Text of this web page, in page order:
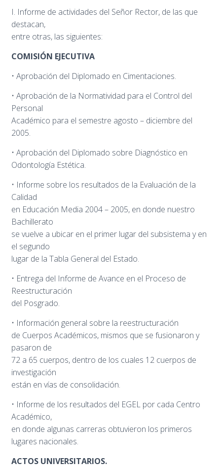
I. Informe de actividades del Señor Rector, de las que
destacan,
entre otras, las siguientes:
COMISIÓN EJECUTIVA
• Aprobación del Diplomado en Cimentaciones.
• Aprobación de la Normatividad para el Control del
Personal
Académico para el semestre agosto – diciembre del
2005.
• Aprobación del Diplomado sobre Diagnóstico en
Odontología Estética.
• Informe sobre los resultados de la Evaluación de la
Calidad
en Educación Media 2004 – 2005, en donde nuestro
Bachillerato
se vuelve a ubicar en el primer lugar del subsistema y en
el segundo
lugar de la Tabla General del Estado.
• Entrega del Informe de Avance en el Proceso de
Reestructuración
del Posgrado.
• Información general sobre la reestructuración
de Cuerpos Académicos, mismos que se fusionaron y
pasaron de
72 a 65 cuerpos, dentro de los cuales 12 cuerpos de
investigación
están en vías de consolidación.
• Informe de los resultados del EGEL por cada Centro
Académico,
en donde algunas carreras obtuvieron los primeros
lugares nacionales.
ACTOS UNIVERSITARIOS.